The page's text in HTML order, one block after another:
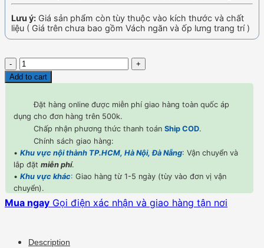
Lưu ý: Giá sản phẩm còn tùy thuộc vào kích thước và chất
liệu ( Giá trên chưa bao gồm Vách ngăn và ốp lưng trang trí )
Quantity
Add to cart
Đặt hàng online được miễn phí giao hàng toàn quốc áp
dụng cho đơn hàng trên 500k.
Chấp nhận phương thức thanh toán Ship COD.
Chính sách giao hàng:
• Khu vực nội thành TP.HCM, Hà Nội, Đà Nẵng: Vận chuyển và
lắp đặt miễn phí.
• Khu vực khác: Giao hàng từ 1-5 ngày (tùy vào đơn vị vận
chuyển).
Mua ngay Gọi điện xác nhận và giao hàng tận nơi
Description